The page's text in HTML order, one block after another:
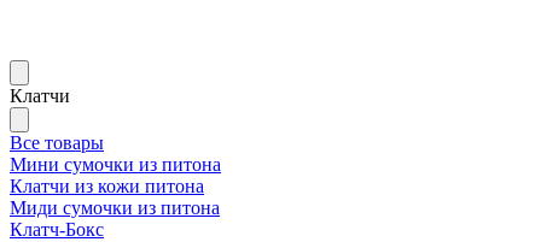
Клатчи
Все товары
Мини сумочки из питона
Клатчи из кожи питона
Миди сумочки из питона
Клатч-Бокс